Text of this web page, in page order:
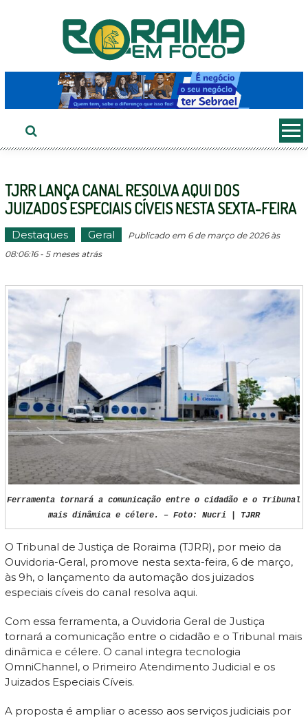
TJRR LANÇA CANAL RESOLVA AQUI DOS
JUIZADOS ESPECIAIS CÍVEIS NESTA SEXTA-FEIRA
Destaques Geral
Publicado em 6 de março de 2026 às
08:06:16 - 5 meses atrás
Ferramenta tornará a comunicação entre o cidadão e o Tribunal
mais dinâmica e célere. – Foto: Nucri | TJRR
O Tribunal de Justiça de Roraima (TJRR), por meio da
Ouvidoria-Geral, promove nesta sexta-feira, 6 de março,
às 9h, o lançamento da automação dos juizados
especiais cíveis do canal resolva aqui.
Com essa ferramenta, a Ouvidoria Geral de Justiça
tornará a comunicação entre o cidadão e o Tribunal mais
dinâmica e célere. O canal integra tecnologia
OmniChannel, o Primeiro Atendimento Judicial e os
Juizados Especiais Cíveis.
A proposta é ampliar o acesso aos serviços judiciais por